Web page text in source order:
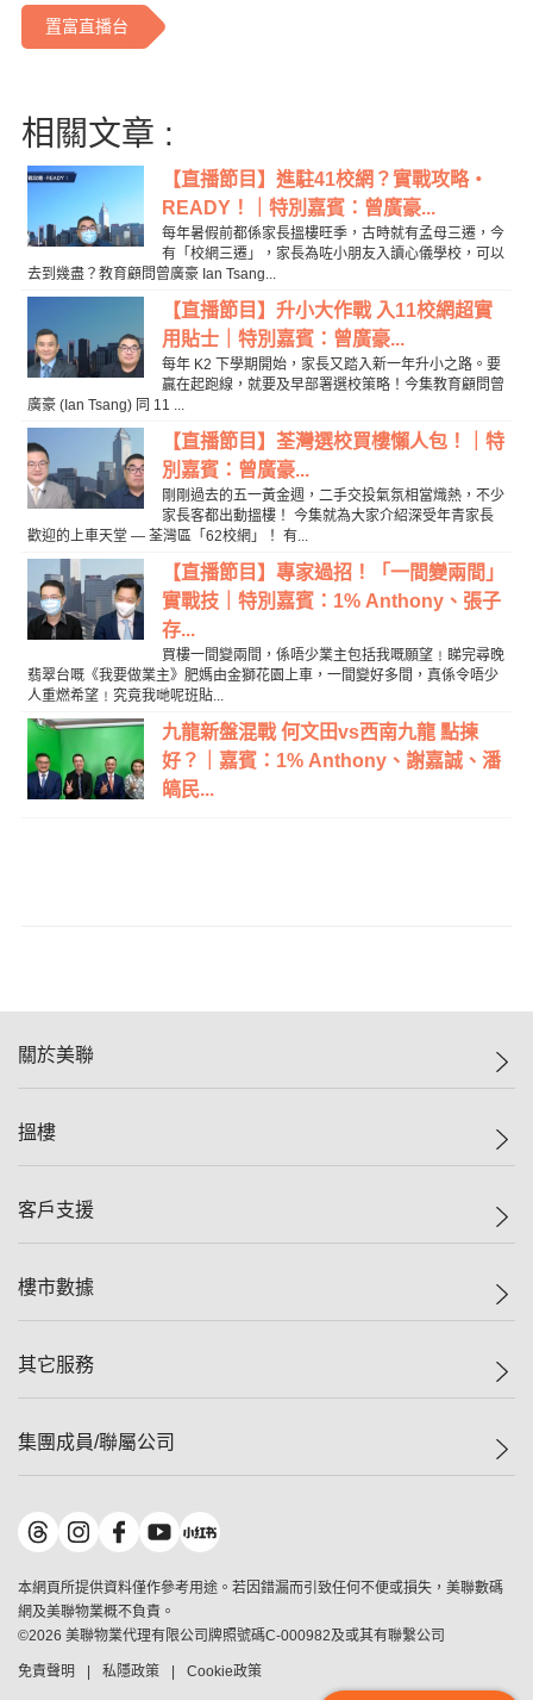
置富直播台
相關文章 :
【直播節目】進駐41校網？實戰攻略‧
READY！｜特別嘉賓：曾廣豪...
每年暑假前都係家長搵樓旺季，古時就有孟母三遷，今
有「校網三遷」，家長為咗小朋友入讀心儀學校，可以
去到幾盡？教育顧問曾廣豪 Ian Tsang...
【直播節目】升小大作戰 入11校網超實
用貼士｜特別嘉賓：曾廣豪...
每年 K2 下學期開始，家長又踏入新一年升小之路。要
贏在起跑線，就要及早部署選校策略！今集教育顧問曾
廣豪 (Ian Tsang) 同 11 ...
【直播節目】荃灣選校買樓懶人包！｜特
別嘉賓：曾廣豪...
剛剛過去的五一黃金週，二手交投氣氛相當熾熱，不少
家長客都出動搵樓！ 今集就為大家介紹深受年青家長
歡迎的上車天堂 — 荃灣區「62校網」！ 有...
【直播節目】專家過招！「一間變兩間」
實戰技｜特別嘉賓：1% Anthony、張子
存...
買樓一間變兩間，係唔少業主包括我嘅願望﹗睇完尋晚
翡翠台嘅《我要做業主》肥媽由金獅花園上車，一間變好多間，真係令唔少
人重燃希望﹗究竟我哋呢班貼...
九龍新盤混戰 何文田vs西南九龍 點揀
好？｜嘉賓：1% Anthony、謝嘉誠、潘
皜民...
關於美聯
美聯集團
人才招募
搵樓
一手新盤
減價
美聯豪宅
獨家樓盤
租盤
客戶支援
自助放盤
查詢熱線
按揭計算機
負擔能力計算機
轉按計算機
繳款方式
樓市數據
樓價指數
歷史成交
屋苑成交排行榜
地區百科
其它服務
屋苑專頁
美聯精英會
美善會
地產代理管理協會
申報已遞交的購樓意向登記
集團成員/聯屬公司
美聯物業
鋑聯控股*
美聯工商舖*
美聯中國
美聯澳門
美聯金融集團
本網頁所提供資料僅作參考用途。若因錯漏而引致任何不便或損失，美聯數碼
網及美聯物業概不負責。
©2026 美聯物業代理有限公司牌照號碼C-000982及或其有聯繫公司
免責聲明 私隱政策 Cookie政策